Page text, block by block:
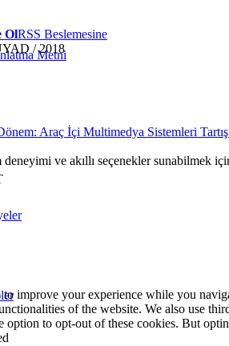
Metni
OlRSS Beslemesine
/ 2018
Araç İçi Multimedya Sistemleri
ve akıllı seçenekler sunabilmek
improve your experience while you
of the website. We also use
option to opt-out of these cookies. But